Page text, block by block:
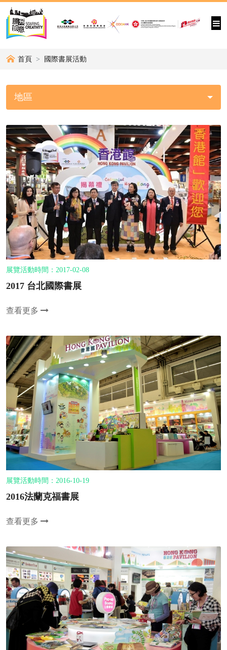
首頁 國際書展活動
地區
展覽活動時間：2017-02-08
2017 台北國際書展
查看更多
展覽活動時間：2016-10-19
2016法蘭克福書展
查看更多